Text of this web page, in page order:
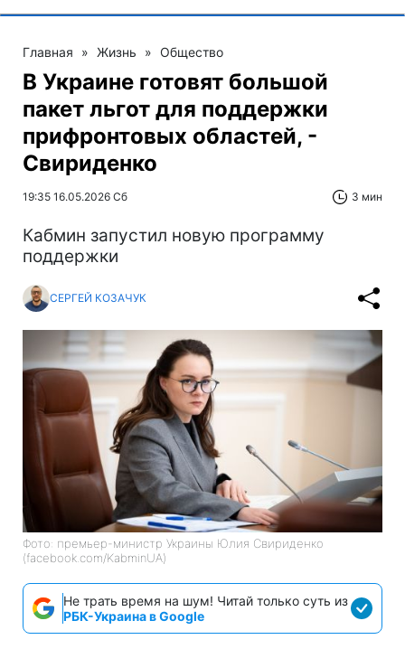
Главная » Жизнь » Общество
В Украине готовят большой
пакет льгот для поддержки
прифронтовых областей, -
Свириденко
19:35 16.05.2026 Сб 3 мин
Кабмин запустил новую программу
поддержки
СЕРГЕЙ КОЗАЧУК
Фото: премьер-министр Украины Юлия Свириденко
(facebook.com/KabminUA)
Не трать время на шум! Читай только суть из
РБК-Украина в Google